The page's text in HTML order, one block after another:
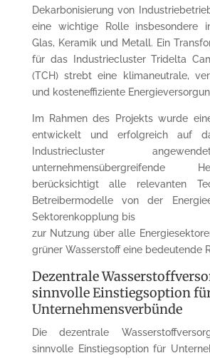
Dekarbonisierung von
eine wichtige Rolle insbesondere
Glas, Keramik und Metall. Ein
für das Industriecluster Tridelta
(TCH) strebt eine klimaneutrale,
und kosteneffiziente
Im Rahmen des Projekts wurde
entwickelt und erfolgreich auf
Industriecluster
unternehmensübergreifende
berücksichtigt alle relevanten
Betreibermodelle von der
Sektorenkopplung bis
zur Nutzung über alle
grüner Wasserstoff eine bedeutende
Dezentrale
sinnvolle Einstiegsoption
Unternehmensverbünde
Die dezentrale
sinnvolle Einstiegsoption für